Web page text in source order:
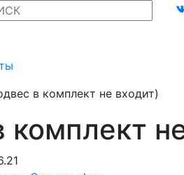
в комплект не входит)